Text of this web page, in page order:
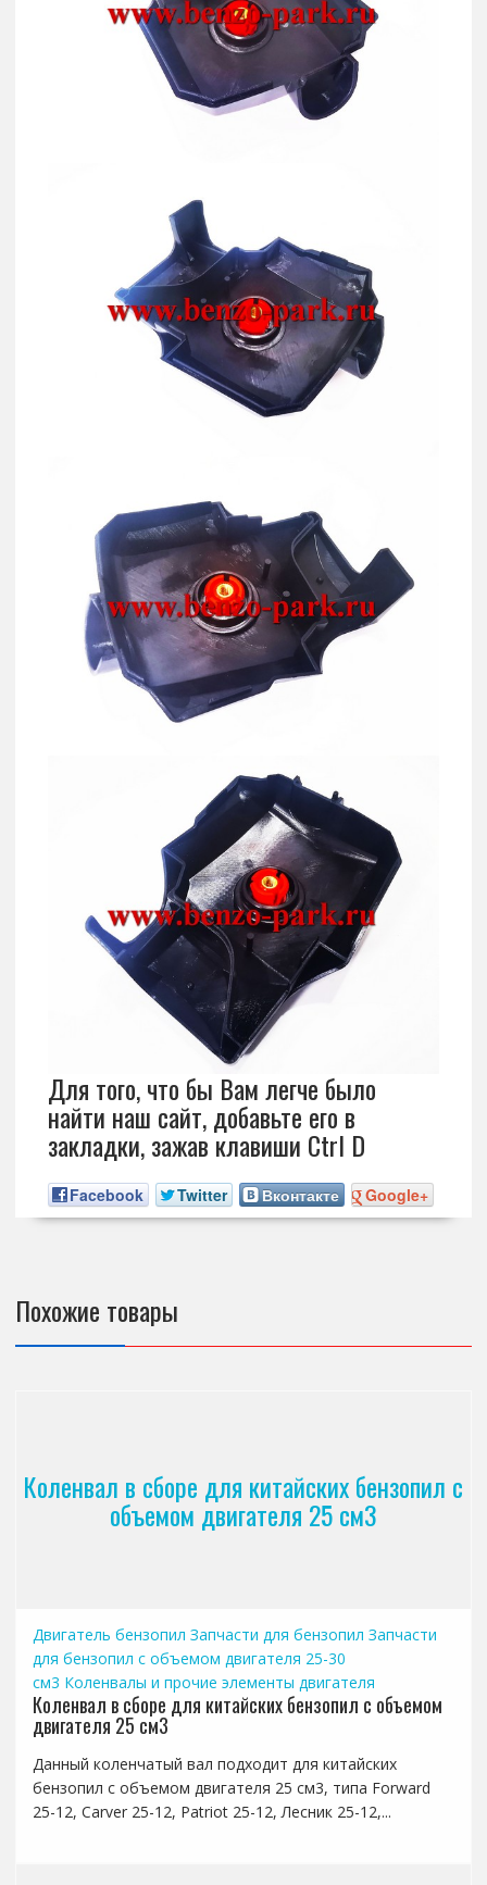
Для того, что бы Вам легче было
найти наш сайт, добавьте его в
закладки, зажав клавиши Ctrl D
Facebook Twitter Вконтакте Google+
Похожие товары
Коленвал в сборе для китайских бензопил с
объемом двигателя 25 см3
Двигатель бензопил Запчасти для бензопил Запчасти
для бензопил с объемом двигателя 25-30
см3 Коленвалы и прочие элементы двигателя
Коленвал в сборе для китайских бензопил с объемом
двигателя 25 см3
Данный коленчатый вал подходит для китайских
бензопил с объемом двигателя 25 см3, типа Forward
25-12, Carver 25-12, Patriot 25-12, Лесник 25-12,...